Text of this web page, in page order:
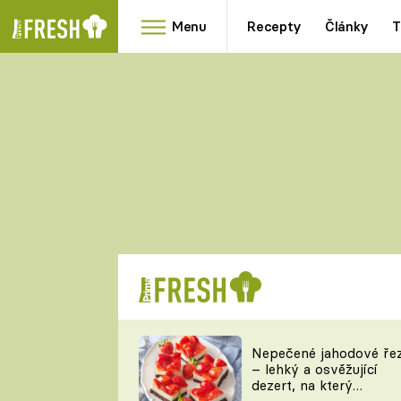
Menu Recepty Články
RYCHLOVKY
TEĎ VAŘÍ ŠÉF!
Nepečené jahodové
– lehký a osvěžující
dezert, na který